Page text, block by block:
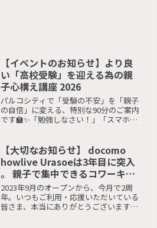
【イベントのお知らせ】より良
い「高校受験」を迎える為の親
子心構え講座 2026
パルコシティで「受験の不安」を「親子
の自信」に変える、特別な90分のご案内
です🏫✨「勉強しなさい！」「スマホば
今回のイベントは、そんな受験にまつわ
る親子のモヤモヤを「...
【大切なお知らせ】 docomo
howlive Urasoeは3年目に突入
。 親子で集中できるコワーキン
グへ
2023年9月のオープンから、今月で2周
年。いつもご利用・応援いただいている
皆さま、本当にありがとうございます。